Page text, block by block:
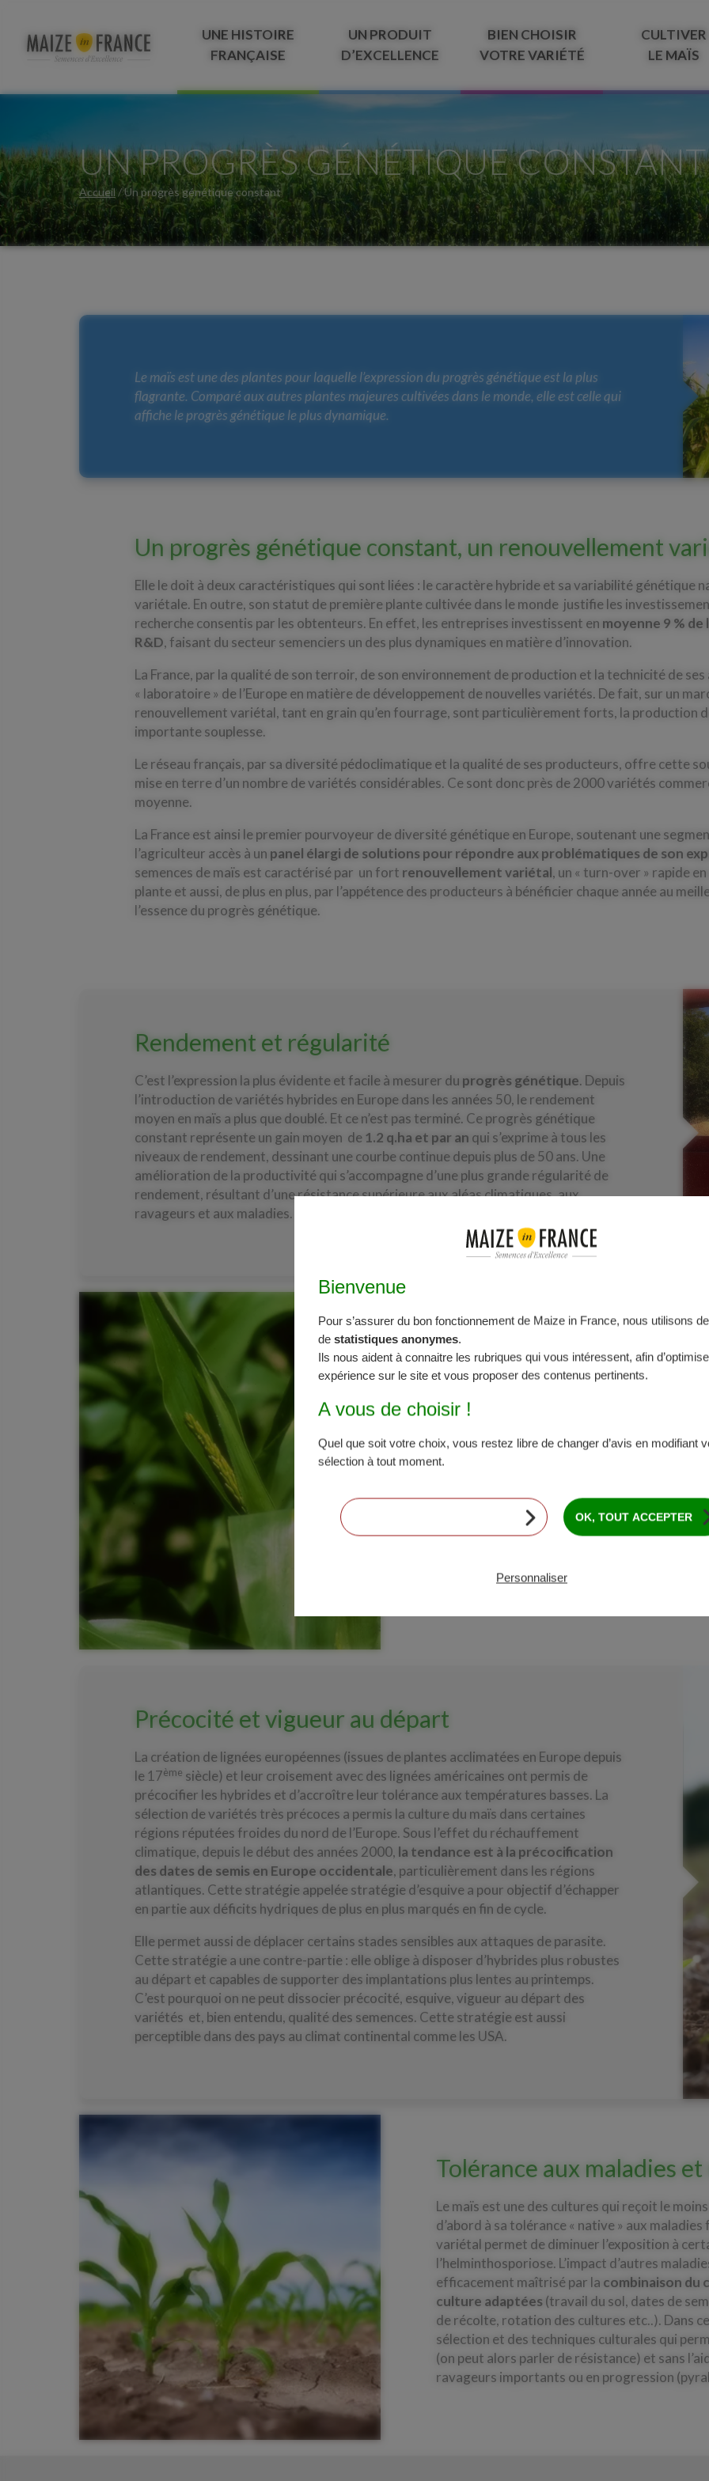
UNE HISTOIRE
FRANÇAISE
UN PRODUIT
D’EXCELLENCE
BIEN CHOISIR
VOTRE VARIÉTÉ
CULTIVER
LE MAÏS
UN PROGRÈS GÉNÉTIQUE CONSTANT
Accueil /Un progrès génétique constant
Le maïs est une des plantes pour laquelle l’expression du progrès génétique est la plus
flagrante. Comparé aux autres plantes majeures cultivées dans le monde, elle est celle qui
affiche le progrès génétique le plus dynamique.
Un progrès génétique constant, un renouvellement
Elle le doit à deux caractéristiques qui sont liées : le caractère hybride et sa variabilité génétique
variétale. En outre, son statut de première plante cultivée dans le monde justifie les
recherche consentis par les obtenteurs. En effet, les entreprises investissent en moyenne 9 %
R&D, faisant du secteur semenciers un des plus dynamiques en matière d’innovation.
La France, par la qualité de son terroir, de son environnement de production et la technicité de
« laboratoire » de l’Europe en matière de développement de nouvelles variétés. De fait, sur un
renouvellement variétal, tant en grain qu’en fourrage, sont particulièrement forts, la production
importante souplesse.
Le réseau français, par sa diversité pédoclimatique et la qualité de ses producteurs, offre cette
mise en terre d’un nombre de variétés considérables. Ce sont donc près de 2000 variétés
moyenne.
La France est ainsi le premier pourvoyeur de diversité génétique en Europe, soutenant une
l’agriculteur accès à un panel élargi de solutions pour répondre aux problématiques de son
semences de maïs est caractérisé par un fort renouvellement variétal, un « turn-over » rapide
plante et aussi, de plus en plus, par l’appétence des producteurs à bénéficier chaque année au
l’essence du progrès génétique.
Rendement et régularité
C’est l’expression la plus évidente et facile à mesurer du progrès génétique. Depuis
l’introduction de variétés hybrides en Europe dans les années 50, le rendement
moyen en maïs a plus que doublé. Et ce n’est pas terminé. Ce progrès génétique
constant représente un gain moyen de1.2 q.ha et par an qui s’exprime à tous les
niveaux de rendement, dessinant une courbe continue depuis plus de 50 ans. Une
amélioration de la productivité qui s’accompagne d’une plus grande régularité de
rendement, résultant d’une résistance supérieure aux aléas climatiques, aux
ravageurs et aux maladies.
Tolérance au stress
La sélection variétale du maïs travaille
maïs au stress hydrique.
La progression
le monde, alors que la proportion de maïs
preuve . L’effort des sélectionneurs a
floraison, stade à la fois le plus sensible au
fabrication du rendement. Les méthodes de
génomique et traitement massif des données
nombre de lieux devraient encore accélérer
que l’augmentation des rendements pour
judicieuse du potentiel de la semence et de
Précocité et vigueur au départ
La création de lignées européennes (issues de plantes acclimatées en Europe depuis
le 17ème siècle) et leur croisement avec des lignées américaines ont permis de
précocifier les hybrides et d’accroître leur tolérance aux températures basses. La
sélection de variétés très précoces a permis la culture du maïs dans certaines
régions réputées froides du nord de l’Europe. Sous l’effet du réchauffement
climatique, depuis le début des années 2000, la tendance est à la précocification
des dates de semis en Europe occidentale, particulièrement dans les régions
atlantiques. Cette stratégie appelée stratégie d’esquive a pour objectif d’échapper
en partie aux déficits hydriques de plus en plus marqués en fin de cycle.
Elle permet aussi de déplacer certains stades sensibles aux attaques de parasite.
Cette stratégie a une contre-partie : elle oblige à disposer d’hybrides plus robustes
au départ et capables de supporter des implantations plus lentes au printemps.
C’est pourquoi on ne peut dissocier précocité, esquive, vigueur au départ des
variétés et, bien entendu, qualité des semences. Cette stratégie est aussi
perceptible dans des pays au climat continental comme les USA.
Tolérance aux maladies
Le maïs est une des cultures qui reçoit le
d’abord à sa tolérance « native » aux
variétal permet de diminuer l’exposition à
l’helminthosporiose. L’impact d’autres
efficacement maîtrisé par la combinaison du
culture adaptées(travail du sol, dates de
de récolte, rotation des cultures etc..). Dans
sélection et des techniques culturales qui
(on peut alors parler de résistance) et sans
ravageurs importants ou en progression
Bienvenue
Pour s’assurer du bon fonctionnement de Maize in France, nous utilisons
de statistiques anonymes.
Ils nous aident à connaitre les rubriques qui vous intéressent, afin
expérience sur le site et vous proposer des contenus pertinents.
A vous de choisir !
Quel que soit votre choix, vous restez libre de changer d’avis en modifiant
sélection à tout moment.
OK, TOUT ACCEPTER
Personnaliser